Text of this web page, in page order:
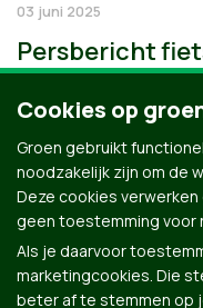
03 juni 2025
Persbericht
Cookies op
Groen gebruikt
noodzakelijk zijn om de
Deze cookies
geen toestemming voor
Als je daarvoor
marketingcookies. Die
beter af te stemmen op